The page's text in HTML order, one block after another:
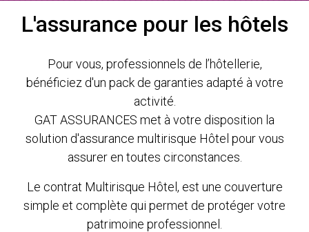
L'assurance pour les hôtels
Pour vous, professionnels de l’hôtellerie,
bénéficiez d'un pack de garanties adapté à votre
activité.
GAT ASSURANCES met à votre disposition la
solution d'assurance multirisque Hôtel pour vous
assurer en toutes circonstances.
Le contrat Multirisque Hôtel, est une couverture
simple et complète qui permet de protéger votre
patrimoine professionnel.